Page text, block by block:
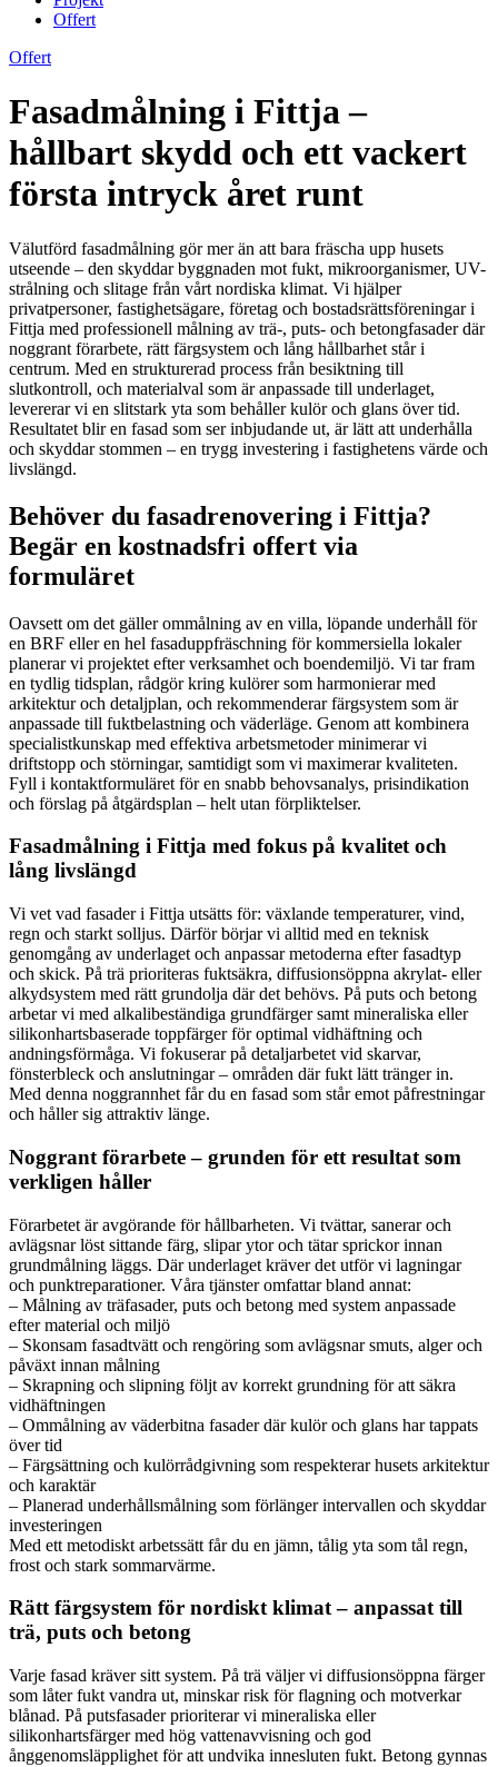
Offert
Offert
Fasadmålning i Fittja –
hållbart skydd och ett vackert
första intryck året runt
Välutförd fasadmålning gör mer än att bara fräscha upp husets
utseende – den skyddar byggnaden mot fukt, mikroorganismer, UV-
strålning och slitage från vårt nordiska klimat. Vi hjälper
privatpersoner, fastighetsägare, företag och bostadsrättsföreningar i
Fittja med professionell målning av trä-, puts- och betongfasader där
noggrant förarbete, rätt färgsystem och lång hållbarhet står i
centrum. Med en strukturerad process från besiktning till
slutkontroll, och materialval som är anpassade till underlaget,
levererar vi en slitstark yta som behåller kulör och glans över tid.
Resultatet blir en fasad som ser inbjudande ut, är lätt att underhålla
och skyddar stommen – en trygg investering i fastighetens värde och
livslängd.
Behöver du fasadrenovering i Fittja?
Begär en kostnadsfri offert via
formuläret
Oavsett om det gäller ommålning av en villa, löpande underhåll för
en BRF eller en hel fasaduppfräschning för kommersiella lokaler
planerar vi projektet efter verksamhet och boendemiljö. Vi tar fram
en tydlig tidsplan, rådgör kring kulörer som harmonierar med
arkitektur och detaljplan, och rekommenderar färgsystem som är
anpassade till fuktbelastning och väderläge. Genom att kombinera
specialistkunskap med effektiva arbetsmetoder minimerar vi
driftstopp och störningar, samtidigt som vi maximerar kvaliteten.
Fyll i kontaktformuläret för en snabb behovsanalys, prisindikation
och förslag på åtgärdsplan – helt utan förpliktelser.
Fasadmålning i Fittja med fokus på kvalitet och
lång livslängd
Vi vet vad fasader i Fittja utsätts för: växlande temperaturer, vind,
regn och starkt solljus. Därför börjar vi alltid med en teknisk
genomgång av underlaget och anpassar metoderna efter fasadtyp
och skick. På trä prioriteras fuktsäkra, diffusionsöppna akrylat- eller
alkydsystem med rätt grundolja där det behövs. På puts och betong
arbetar vi med alkalibeständiga grundfärger samt mineraliska eller
silikonhartsbaserade toppfärger för optimal vidhäftning och
andningsförmåga. Vi fokuserar på detaljarbetet vid skarvar,
fönsterbleck och anslutningar – områden där fukt lätt tränger in.
Med denna noggrannhet får du en fasad som står emot påfrestningar
och håller sig attraktiv länge.
Noggrant förarbete – grunden för ett resultat som
verkligen håller
Förarbetet är avgörande för hållbarheten. Vi tvättar, sanerar och
avlägsnar löst sittande färg, slipar ytor och tätar sprickor innan
grundmålning läggs. Där underlaget kräver det utför vi lagningar
och punktreparationer. Våra tjänster omfattar bland annat:
– Målning av träfasader, puts och betong med system anpassade
efter material och miljö
– Skonsam fasadtvätt och rengöring som avlägsnar smuts, alger och
påväxt innan målning
– Skrapning och slipning följt av korrekt grundning för att säkra
vidhäftningen
– Ommålning av väderbitna fasader där kulör och glans har tappats
över tid
– Färgsättning och kulörrådgivning som respekterar husets arkitektur
och karaktär
– Planerad underhållsmålning som förlänger intervallen och skyddar
investeringen
Med ett metodiskt arbetssätt får du en jämn, tålig yta som tål regn,
frost och stark sommarvärme.
Rätt färgsystem för nordiskt klimat – anpassat till
trä, puts och betong
Varje fasad kräver sitt system. På trä väljer vi diffusionsöppna färger
som låter fukt vandra ut, minskar risk för flagning och motverkar
blånad. På putsfasader prioriterar vi mineraliska eller
silikonhartsfärger med hög vattenavvisning och god
ånggenomsläpplighet för att undvika innesluten fukt. Betong gynnas